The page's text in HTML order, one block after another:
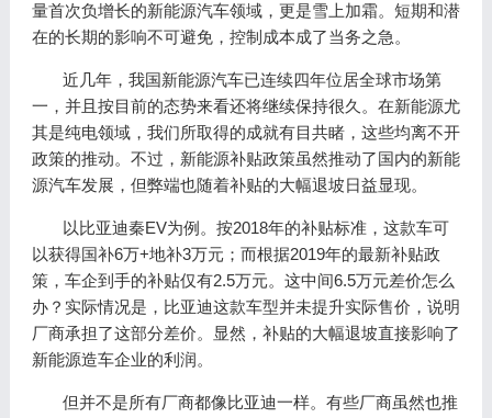
量首次负增长的新能源汽车领域，更是雪上加霜。短期和潜
在的长期的影响不可避免，控制成本成了当务之急。
近几年，我国新能源汽车已连续四年位居全球市场第
一，并且按目前的态势来看还将继续保持很久。在新能源尤
其是纯电领域，我们所取得的成就有目共睹，这些均离不开
政策的推动。不过，新能源补贴政策虽然推动了国内的新能
源汽车发展，但弊端也随着补贴的大幅退坡日益显现。
以比亚迪秦EV为例。按2018年的补贴标准，这款车可
以获得国补6万+地补3万元；而根据2019年的最新补贴政
策，车企到手的补贴仅有2.5万元。这中间6.5万元差价怎么
办？实际情况是，比亚迪这款车型并未提升实际售价，说明
厂商承担了这部分差价。显然，补贴的大幅退坡直接影响了
新能源造车企业的利润。
但并不是所有厂商都像比亚迪一样。有些厂商虽然也推